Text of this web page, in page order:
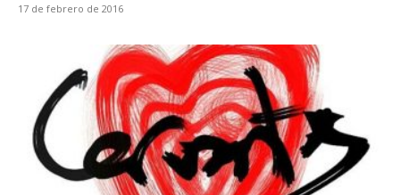
17 de febrero de 2016